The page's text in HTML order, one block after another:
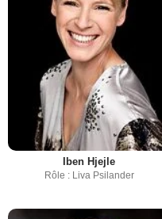
Iben Hjejle
Rôle : Liva Psilander